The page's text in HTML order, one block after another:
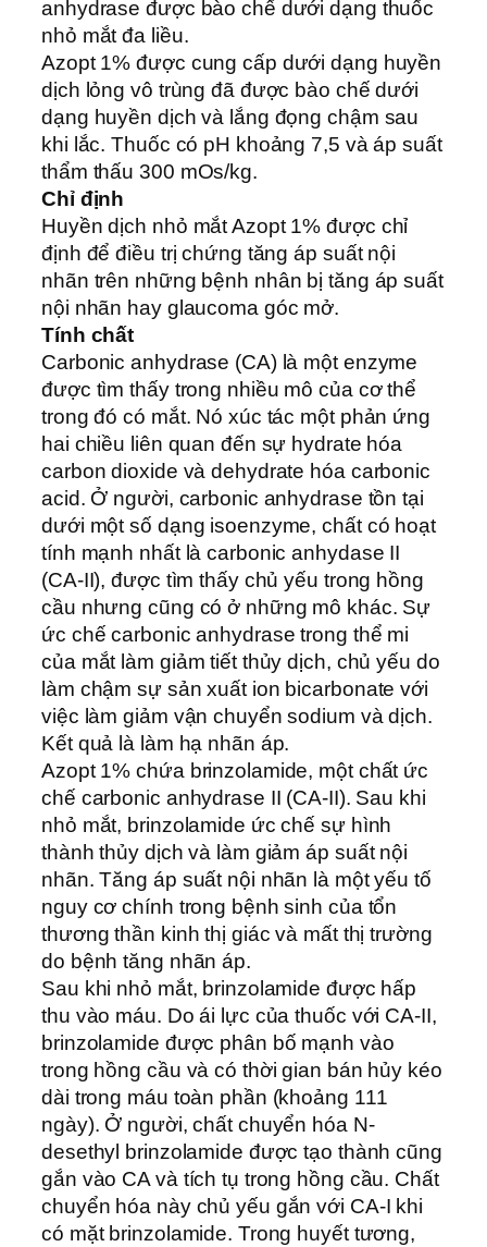
anhydrase được bào chế dưới dạng thuốc
nhỏ mắt đa liều.
Azopt 1% được cung cấp dưới dạng huyền
dịch lỏng vô trùng đã được bào chế dưới
dạng huyền dịch và lắng đọng chậm sau
khi lắc. Thuốc có pH khoảng 7,5 và áp suất
thẩm thấu 300 mOs/kg.
Chỉ định
Huyền dịch nhỏ mắt Azopt 1% được chỉ
định để điều trị chứng tăng áp suất nội
nhãn trên những bệnh nhân bị tăng áp suất
nội nhãn hay glaucoma góc mở.
Tính chất
Carbonic anhydrase (CA) là một enzyme
được tìm thấy trong nhiều mô của cơ thể
trong đó có mắt. Nó xúc tác một phản ứng
hai chiều liên quan đến sự hydrate hóa
carbon dioxide và dehydrate hóa carbonic
acid. Ở người, carbonic anhydrase tồn tại
dưới một số dạng isoenzyme, chất có hoạt
tính mạnh nhất là carbonic anhydase II
(CA-II), được tìm thấy chủ yếu trong hồng
cầu nhưng cũng có ở những mô khác. Sự
ức chế carbonic anhydrase trong thể mi
của mắt làm giảm tiết thủy dịch, chủ yếu do
làm chậm sự sản xuất ion bicarbonate với
việc làm giảm vận chuyển sodium và dịch.
Kết quả là làm hạ nhãn áp.
Azopt 1% chứa brinzolamide, một chất ức
chế carbonic anhydrase II (CA-II). Sau khi
nhỏ mắt, brinzolamide ức chế sự hình
thành thủy dịch và làm giảm áp suất nội
nhãn. Tăng áp suất nội nhãn là một yếu tố
nguy cơ chính trong bệnh sinh của tổn
thương thần kinh thị giác và mất thị trường
do bệnh tăng nhãn áp.
Sau khi nhỏ mắt, brinzolamide được hấp
thu vào máu. Do ái lực của thuốc với CA-II,
brinzolamide được phân bố mạnh vào
trong hồng cầu và có thời gian bán hủy kéo
dài trong máu toàn phần (khoảng 111
ngày). Ở người, chất chuyển hóa N-
desethyl brinzolamide được tạo thành cũng
gắn vào CA và tích tụ trong hồng cầu. Chất
chuyển hóa này chủ yếu gắn với CA-I khi
có mặt brinzolamide. Trong huyết tương,